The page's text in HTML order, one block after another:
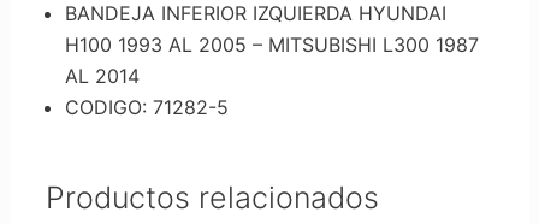
BANDEJA INFERIOR IZQUIERDA HYUNDAI
H100 1993 AL 2005 – MITSUBISHI L300 1987
AL 2014
CODIGO: 71282-5
Productos relacionados